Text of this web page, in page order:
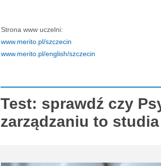
Strona www uczelni:
www.merito.pl/szczecin
www.merito.pl/english/szczecin
Test: sprawdź czy
zarządzaniu to